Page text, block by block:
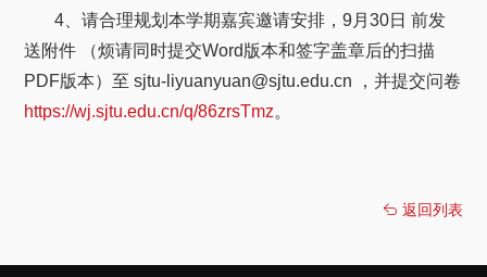
4、请合理规划本学期嘉宾邀请安排，9月30日 前发
送附件 （烦请同时提交Word版本和签字盖章后的扫描
PDF版本）至 sjtu-liyuanyuan@sjtu.edu.cn ，并提交问卷
https://wj.sjtu.edu.cn/q/86zrsTmz。
返回列表